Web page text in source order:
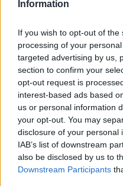
Information
If you wish to opt-out of
processing of your
targeted advertising by us,
section to confirm your
opt-out request is
interest-based ads based
us or personal information
your opt-out. You may
disclosure of your personal
IAB’s list of downstream
also be disclosed by us to
Downstream Participants
στη Δανία για το 2/2 στο
Ευρωμπάσκετ (live stream)
Fourlis: Συμφωνία για την
Mall έναντι 49,35 εκατ. ευρώ